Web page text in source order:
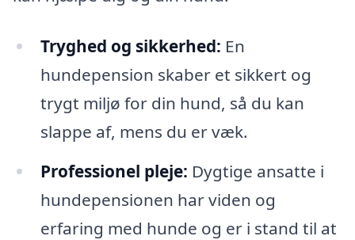
Tryghed og sikkerhed: En
hundepension skaber et sikkert og
trygt miljø for din hund, så du kan
slappe af, mens du er væk.
Professionel pleje: Dygtige ansatte i
hundepensionen har viden og
erfaring med hunde og er i stand til at